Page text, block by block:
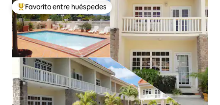
Favorito entre huéspedes preferido
Favorito entre huéspedes